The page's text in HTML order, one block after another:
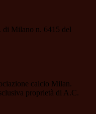
di Milano n. 6415 del
calcio Milan.
proprietà di A.C.